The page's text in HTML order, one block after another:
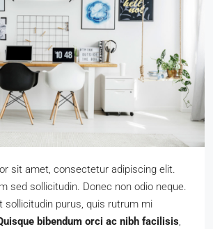
sit amet, consectetur adipiscing elit.
sed sollicitudin. Donec non odio neque.
sollicitudin purus, quis rutrum mi
bibendum orci ac nibh facilisis,